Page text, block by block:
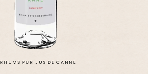
RHUMS PUR JUS DE CANNE